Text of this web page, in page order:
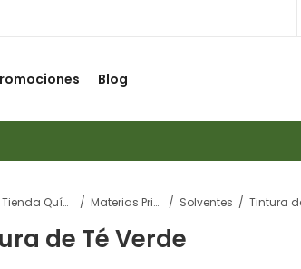
Blog
Tienda Química Materias Primas Solventes Tintura
de Té Verde